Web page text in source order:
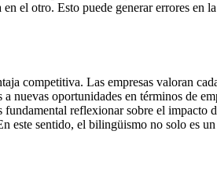
el otro. Esto puede generar errores
competitiva. Las empresas valoran
oportunidades en términos de
reflexionar sobre el
este sentido, el bilingüismo no solo es